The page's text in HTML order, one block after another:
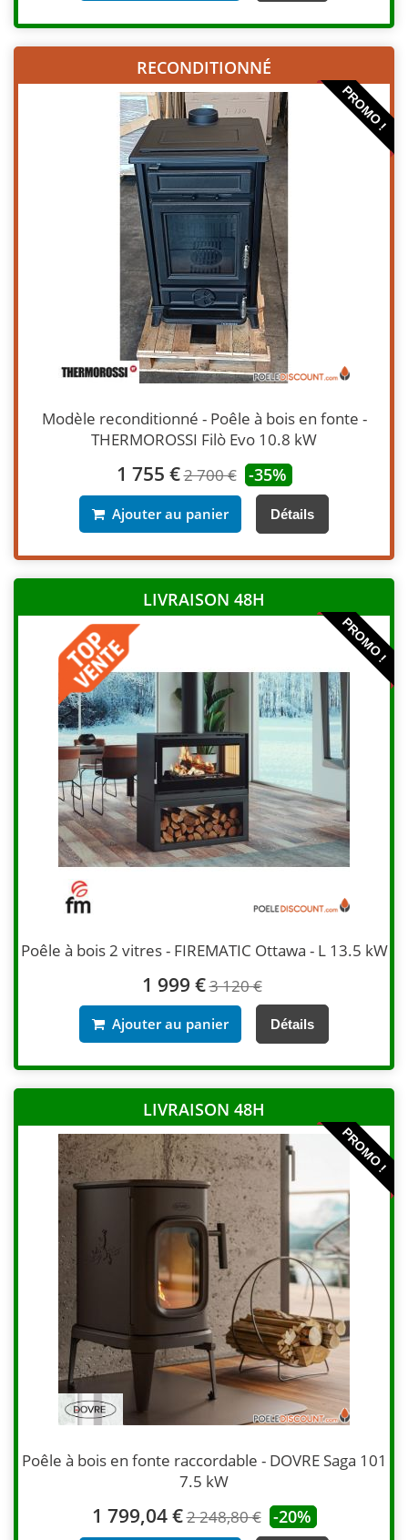
RECONDITIONNÉ
PROMO !
Modèle reconditionné - Poêle à bois en fonte -
THERMOROSSI Filò Evo 10.8 kW
1 755 €2 700 € -35%
Ajouter au panier Détails
LIVRAISON 48H
PROMO !
Poêle à bois 2 vitres - FIREMATIC Ottawa - L 13.5 kW
1 999 €3 120 €
Ajouter au panier Détails
LIVRAISON 48H
PROMO !
Poêle à bois en fonte raccordable - DOVRE Saga 101
7.5 kW
1 799,04 €2 248,80 € -20%